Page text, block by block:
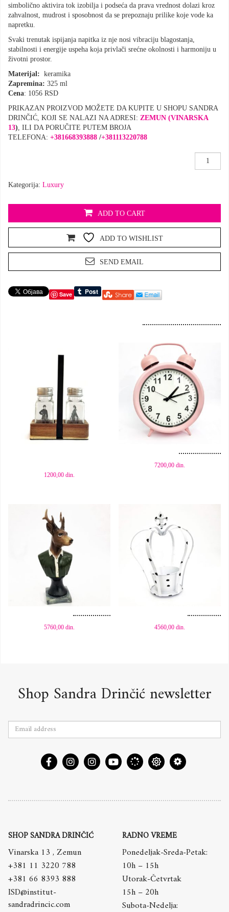
simbolično aktivira tok izobilja i podseća da prava vrednost dolazi kroz
zahvalnost, mudrost i sposobnost da se prepoznaju prilike koje vode ka
napretku.
Svaki trenutak ispijanja napitka iz nje nosi vibraciju blagostanja,
stabilnosti i energije uspeha koja privlači srećne okolnosti i harmoniju u
životni prostor.
Materijal: keramika
Zapremina: 325 ml
Cena: 1056 RSD
PRIKAZAN PROIZVOD MOŽETE DA KUPITE U SHOPU SANDRA
DRINČIĆ, KOJI SE NALAZI NA ADRESI: ZEMUN (VINARSKA
13), ILI DA PORUČITE PUTEM BROJA
TELEFONA: +381668393888 /+381113220788
Šolja
Kategorija: Luxury
ADD TO CART
ADD TO WISHLIST
SEND EMAIL
Save
Dodaj u korpu
1200,00 din.
Dodaj u korpu
7200,00din.
Dodaj u korpu
5760,00 din.
Dodaj u korpu
4560,00din.
Shop Sandra Drinčić newsletter
SHOP SANDRA DRINČIĆ
Vinarska 13 , Zemun
+381 11 3220 788
+381 66 8393 888
ISD@institut-
sandradrincic.com
RADNO VREME
Ponedeljak-Sreda-Petak:
10h – 15h
Utorak-Četvrtak
15h – 20h
Subota-Nedelja: